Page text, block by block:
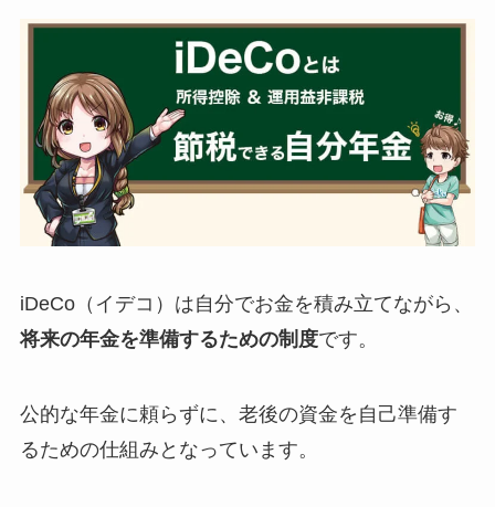
iDeCo（イデコ）は自分でお金を積み立てながら、
将来の年金を準備するための制度です。
公的な年金に頼らずに、老後の資金を自己準備す
るための仕組みとなっています。